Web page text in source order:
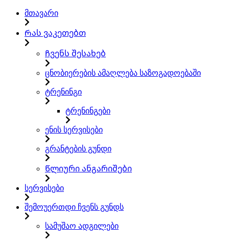
მთავარი
Რას ვაკეთებთ
Ჩვენს შესახებ
ცნობიერების ამაღლება საზოგადოებაში
ტრენინგი
ტრენინგები
ენის სერვისები
გრანტების გუნდი
Წლიური ანგარიშები
სერვისები
შემოუერთდი ჩვენს გუნდს
სამუშაო ადგილები